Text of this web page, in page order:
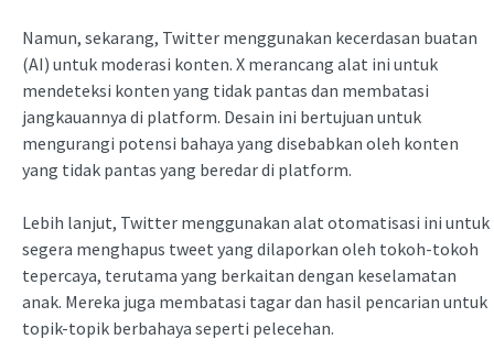
Namun, sekarang, Twitter menggunakan kecerdasan buatan
(AI) untuk moderasi konten. X merancang alat ini untuk
mendeteksi konten yang tidak pantas dan membatasi
jangkauannya di platform. Desain ini bertujuan untuk
mengurangi potensi bahaya yang disebabkan oleh konten
yang tidak pantas yang beredar di platform.
Lebih lanjut, Twitter menggunakan alat otomatisasi ini untuk
segera menghapus tweet yang dilaporkan oleh tokoh-tokoh
tepercaya, terutama yang berkaitan dengan keselamatan
anak. Mereka juga membatasi tagar dan hasil pencarian untuk
topik-topik berbahaya seperti pelecehan.